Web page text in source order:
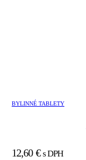
BYLINNÉ TABLETY
12,60 € s DPH